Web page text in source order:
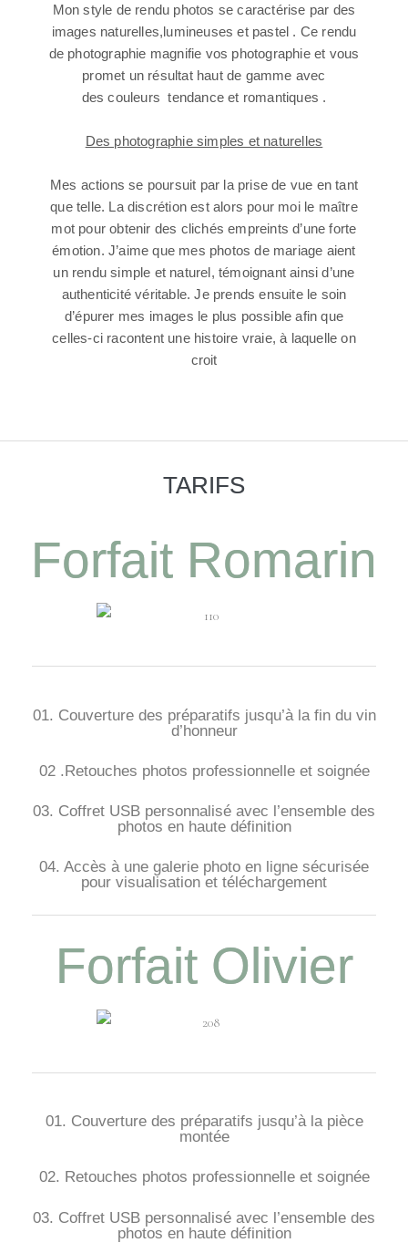
Mon style de rendu photos se caractérise par des
images naturelles,lumineuses et pastel . Ce rendu
de photographie magnifie vos photographie et vous
promet un résultat haut de gamme avec
des couleurs tendance et romantiques .
Des photographie simples et naturelles
Mes actions se poursuit par la prise de vue en tant
que telle. La discrétion est alors pour moi le maître
mot pour obtenir des clichés empreints d’une forte
émotion. J’aime que mes photos de mariage aient
un rendu simple et naturel, témoignant ainsi d’une
authenticité véritable. Je prends ensuite le soin
d’épurer mes images le plus possible afin que
celles-ci racontent une histoire vraie, à laquelle on
croit
TARIFS
Forfait Romarin
01. Couverture des préparatifs jusqu’à la fin du vin
d’honneur
02 .Retouches photos professionnelle et soignée
03. Coffret USB personnalisé avec l’ensemble des
photos en haute définition
04. Accès à une galerie photo en ligne sécurisée
pour visualisation et téléchargement
Forfait Olivier
01. Couverture des préparatifs jusqu’à la pièce
montée
02. Retouches photos professionnelle et soignée
03. Coffret USB personnalisé avec l’ensemble des
photos en haute définition